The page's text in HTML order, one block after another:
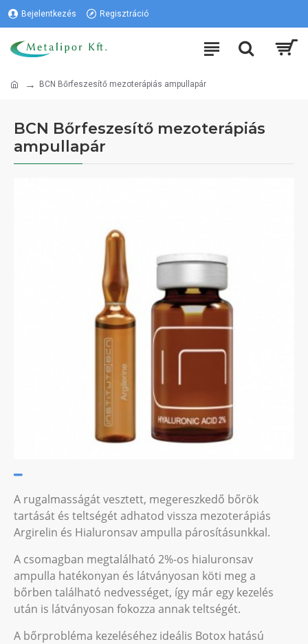
Bejelentkezés Regisztráció
BCN Bőrfeszesítő mezoterápiás ampullapár
BCN Bőrfeszesítő mezoterápiás
ampullapár
A rugalmasságát vesztett, megereszkedő bőrök
tartását és teltségét adhatod vissza mezoterápiás
Argirelin és Hialuronsav ampulla párosításunkkal.
A csomagban megtalálható 2%-os hialuronsav
ampulla hatékonyan és látványosan köti meg a
bőrben található nedvességet, így már egy kezelés
után is látványosan fokozza annak teltségét.
A bőrprobléma kezeléséhez ideális Botox hatású